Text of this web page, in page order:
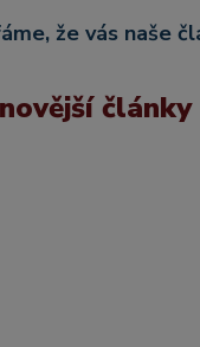
že vás naše
články